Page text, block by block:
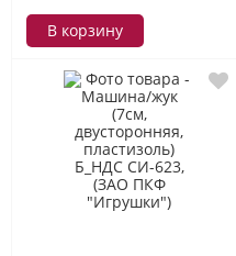
В корзину